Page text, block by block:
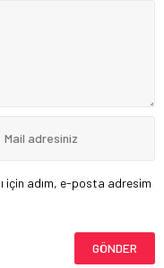
için adım, e-posta adresim